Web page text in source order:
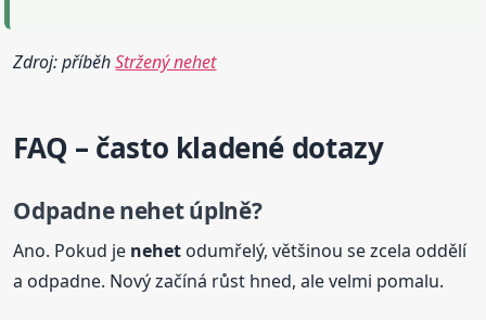
Zdroj: příběhStržený nehet
FAQ – často kladené dotazy
Odpadnenehetúplně?
Ano. Pokud je nehet odumřelý, většinou se zcela oddělí
a odpadne. Nový začíná růst hned, ale velmi pomalu.